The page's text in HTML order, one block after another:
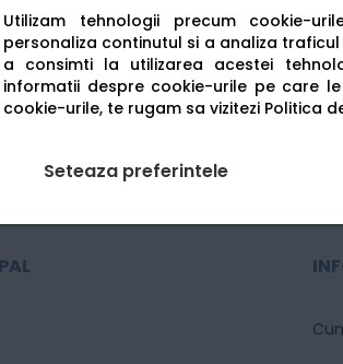
Utilizam tehnologii precum cookie-
personaliza continutul si a analiza
a consimti la utilizarea acestei
informatii despre cookie-urile pe care
cookie-urile, te rugam sa vizitezi Politica
Seteaza preferintele
la sediul Organizatorului: Bacau, str.
in retelele nationale).